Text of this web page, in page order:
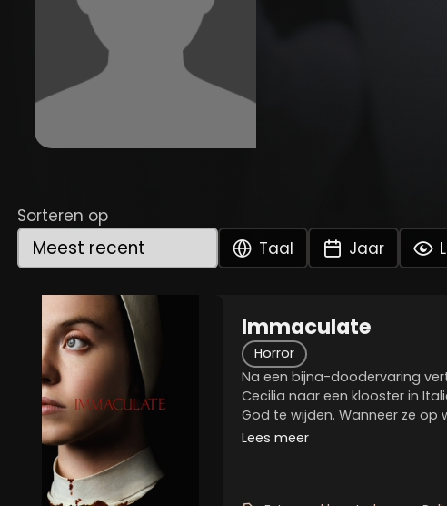
Sorteren op
Taal
Jaar
Immaculate
Horror
Na een bijna-doodervaring
Cecilia naar een klooster in
God te wijden. Wanneer ze op
zwanger raakt, wordt ze
Lees meer